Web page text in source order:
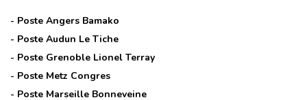
- Poste Angers Bamako
- Poste Audun Le Tiche
- Poste Grenoble Lionel Terray
- Poste Metz Congres
- Poste Marseille Bonneveine